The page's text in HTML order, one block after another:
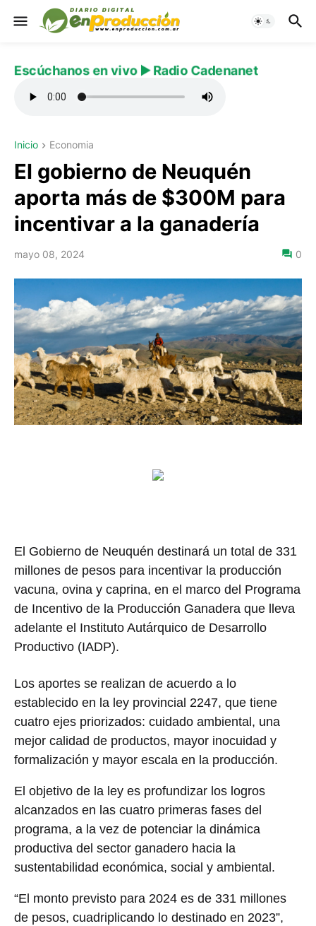
Escúchanos en vivo ▶️ Radio Cadenanet
Inicio Economia
El gobierno de Neuquén
aporta más de $300M para
incentivar a la ganadería
mayo 08, 2024 0
El Gobierno de Neuquén destinará un total de 331
millones de pesos para incentivar la producción
vacuna, ovina y caprina, en el marco del Programa
de Incentivo de la Producción Ganadera que lleva
adelante el Instituto Autárquico de Desarrollo
Productivo (IADP).
Los aportes se realizan de acuerdo a lo
establecido en la ley provincial 2247, que tiene
cuatro ejes priorizados: cuidado ambiental, una
mejor calidad de productos, mayor inocuidad y
formalización y mayor escala en la producción.
El objetivo de la ley es profundizar los logros
alcanzados en las cuatro primeras fases del
programa, a la vez de potenciar la dinámica
productiva del sector ganadero hacia la
sustentabilidad económica, social y ambiental.
“El monto previsto para 2024 es de 331 millones
de pesos, cuadriplicando lo destinado en 2023”,